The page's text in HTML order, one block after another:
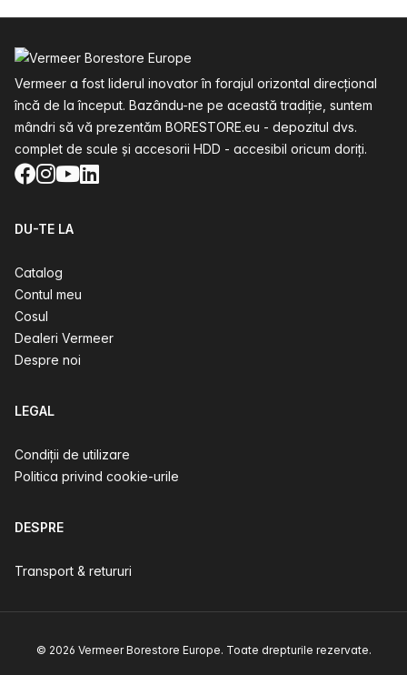
Vermeer a fost liderul inovator în forajul orizontal direcțional
încă de la început. Bazându-ne pe această tradiție, suntem
mândri să vă prezentăm BORESTORE.eu - depozitul dvs.
complet de scule și accesorii HDD - accesibil oricum doriți.
Facebook
Instagram
YouTube
LinkedIn
DU-TE LA
Catalog
Contul meu
Cosul
Dealeri Vermeer
Despre noi
LEGAL
Condiții de utilizare
Politica privind cookie-urile
DESPRE
Transport & retururi
© 2026 Vermeer Borestore Europe. Toate drepturile rezervate.